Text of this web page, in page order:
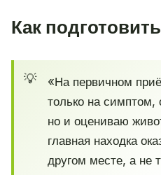
Как
«На первичном
только на симптом,
но и оцениваю
главная находка
другом месте, а не